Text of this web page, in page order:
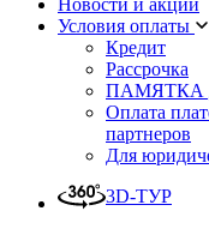
Условия оплаты
Кредит
Рассрочка
ПАМЯТКА
Оплата
партнеров
Для
3D-ТУР